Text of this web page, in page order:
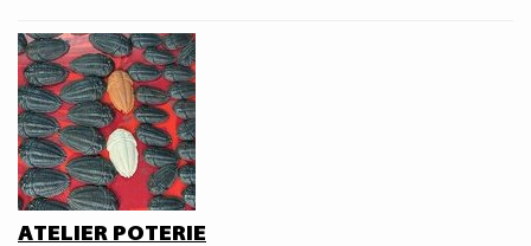
ATELIER POTERIE